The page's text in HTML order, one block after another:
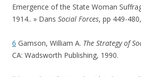
Emergence of the State Woman
1914.. » Dans Social Forces, pp 449-
6 Gamson, William A. The Strategy of
CA: Wadsworth Publishing, 1990.